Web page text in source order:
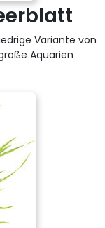
Variante von
Aquarien